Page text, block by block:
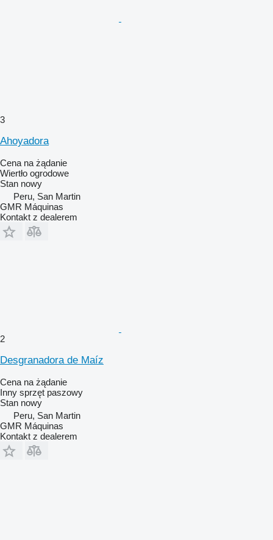
3
Ahoyadora
Cena na żądanie
Wiertło ogrodowe
Stan nowy
Peru, San Martin
GMR Máquinas
Kontakt z dealerem
2
Desgranadora de Maíz
Cena na żądanie
Inny sprzęt paszowy
Stan nowy
Peru, San Martin
GMR Máquinas
Kontakt z dealerem